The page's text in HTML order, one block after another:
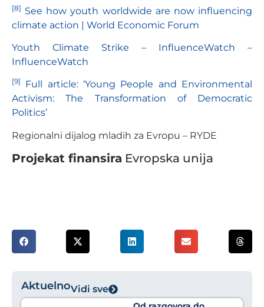
[8] See how youth worldwide are now influencing
climate action | World Economic Forum
Youth Climate Strike – InfluenceWatch –
InfluenceWatch
[9]
Full article: ‘Young People and Environmental
Activism: The Transformation of Democratic
Politics’
Regionalni dijalog mladih za Evropu – RYDE
Projekat finansira Evropska unija
AktuelnoVidi sve